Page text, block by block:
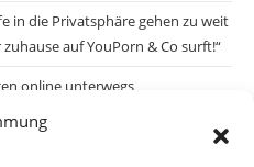
in die Privatsphäre gehen zu weit
auf YouPorn & Co surft!“
online unterwegs
„Erst nach einem Anschlag wäre